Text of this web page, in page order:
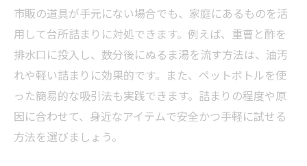
市販の道具が手元にない場合でも、家庭にあるものを活
用して台所詰まりに対処できます。例えば、重曹と酢を
排水口に投入し、数分後にぬるま湯を流す方法は、油汚
れや軽い詰まりに効果的です。また、ペットボトルを使
った簡易的な吸引法も実践できます。詰まりの程度や原
因に合わせて、身近なアイテムで安全かつ手軽に試せる
方法を選びましょう。